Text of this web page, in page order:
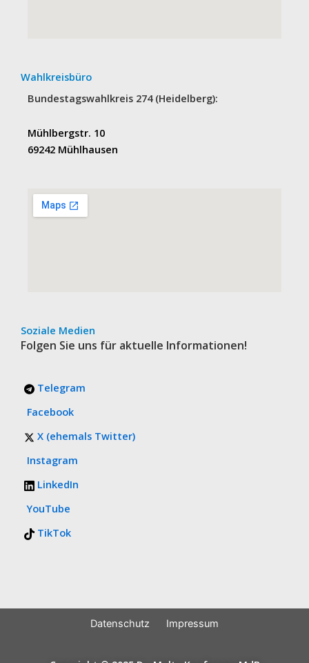
Wahlkreisbüro
Bundestagswahlkreis 274 (Heidelberg):
Mühlbergstr. 10
69242 Mühlhausen
Soziale Medien
Folgen Sie uns für aktuelle Informationen!
Telegram
Facebook
X (ehemals Twitter)
Instagram
LinkedIn
YouTube
TikTok
Datenschutz Impressum